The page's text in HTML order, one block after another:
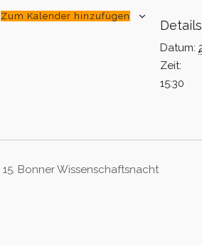
Zum Kalender hinzufügen
Details
Datum:
Zeit:
15:30
15. Bonner Wissenschaftsnacht